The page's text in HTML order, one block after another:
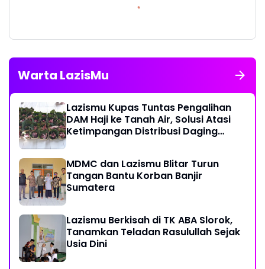
Warta LazisMu
Lazismu Kupas Tuntas Pengalihan
DAM Haji ke Tanah Air, Solusi Atasi
Ketimpangan Distribusi Daging
MDMC dan Lazismu Blitar Turun
Tangan Bantu Korban Banjir
Sumatera
Lazismu Berkisah di TK ABA Slorok,
Tanamkan Teladan Rasulullah Sejak
Usia Dini